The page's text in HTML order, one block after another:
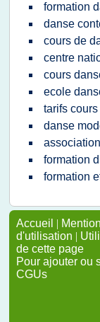
formation
danse
cours de
centre
cours
ecole
tarifs
danse
formation
formation
Accueil |
d'utilisation |
de cette page
Pour ajouter ou
CGUs